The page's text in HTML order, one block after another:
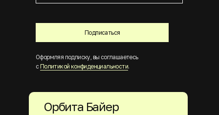
Подписаться
Оформляя подписку, вы соглашаетесь
с Политикой конфиденциальности.
Орбита Байер